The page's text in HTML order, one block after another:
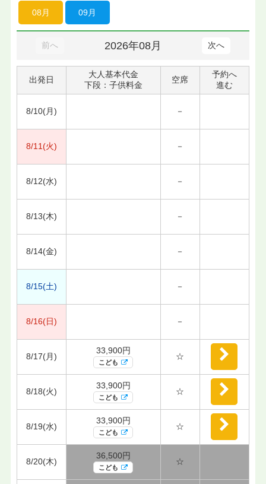
08月 09月
前へ 2026年08月 次へ
出発日
大人基本代金
下段：子供料金
空席
予約へ
進む
8/10(月) －
8/11(火) －
8/12(水) －
8/13(木) －
8/14(金) －
8/15(土) －
8/16(日) －
8/17(月)
33,900円
こども
☆
8/18(火)
33,900円
こども
☆
8/19(水)
33,900円
こども
☆
8/20(木)
36,500円
こども
☆